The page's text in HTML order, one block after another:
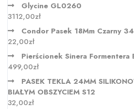
Glycine GL0260
3112,00zł
Condor Pasek 18Mm Czarny
22,00zł
Pierścionek Sinera Formentera
499,00zł
PASEK TEKLA 24MM
BIAŁYM OBSZYCIEM S12
32,00zł